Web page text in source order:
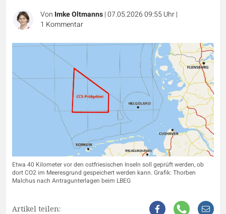
Von Imke Oltmanns|07.05.2026 09:55 Uhr|
1 Kommentar
Etwa 40 Kilometer vor den ostfriesischen Inseln soll geprüft werden, ob
dort CO2 im Meeresgrund gespeichert werden kann. Grafik: Thorben
Malchus nach Antragunterlagen beim LBEG
Artikel teilen: